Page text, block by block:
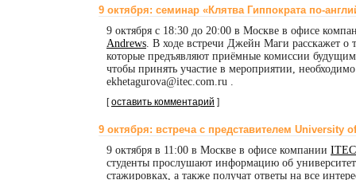
9 октября: семинар «Клятва Гиппократа по-
9 октября c 18:30 до 20:00 в Москве в офисе
Andrews. В ходе встречи Джейн Маги расскажет о
которые предъявляют приёмные комиссии
чтобы принять участие в мероприятии,
ekhetagurova@itec.com.ru .
[оставить комментарий ]
9 октября: встреча с представителем University
9 октября в 11:00 в Москве в офисе компании ITEC
студенты прослушают информацию об
стажировках, а также получат ответы на все